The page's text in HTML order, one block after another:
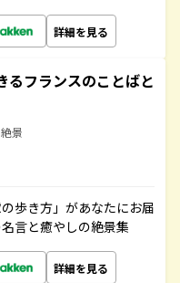
詳細を見る
るフランスのことばと
景
歩き方」があなたにお届
言と癒やしの絶景集
詳細を見る